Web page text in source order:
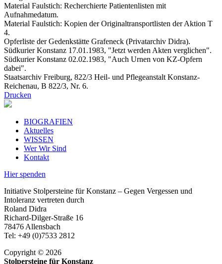
Material Faulstich: Recherchierte Patientenlisten mit
Aufnahmedatum.
Material Faulstich: Kopien der Originaltransportlisten der Aktion T
4.
Opferliste der Gedenkstätte Grafeneck (Privatarchiv Didra).
Südkurier Konstanz 17.01.1983, "Jetzt werden Akten verglichen".
Südkurier Konstanz 02.02.1983, "Auch Urnen von KZ-Opfern
dabei".
Staatsarchiv Freiburg, 822/3 Heil- und Pflegeanstalt Konstanz-
Reichenau, B 822/3, Nr. 6.
Drucken
BIOGRAFIEN
Aktuelles
WISSEN
Wer Wir Sind
Kontakt
Hier spenden
Initiative Stolpersteine für Konstanz – Gegen Vergessen und
Intoleranz vertreten durch
Roland Didra
Richard-Dilger-Straße 16
78476 Allensbach
Tel: +49 (0)7533 2812
Copyright © 2026
Stolpersteine für Konstanz